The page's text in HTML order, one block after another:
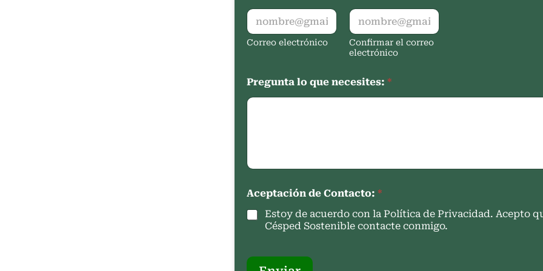
Correo electrónico
Confirmar el correo
electrónico
Pregunta lo que necesites: *
Aceptación de Contacto: *
Estoy de acuerdo con la Política de Privacidad. Acepto
Césped Sostenible contacte conmigo.